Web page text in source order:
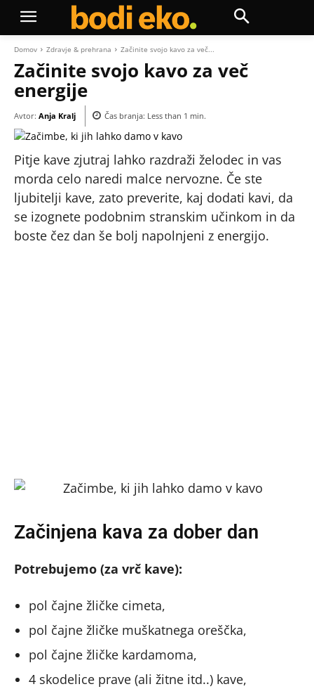
Domov Zdravje & prehrana Začinite svojo kavo za več...
Začinite svojo kavo za več
energije
Avtor: Anja Kralj Čas branja: Less than 1 min.
Pitje kave zjutraj lahko razdraži želodec in vas
morda celo naredi malce nervozne. Če ste
ljubitelji kave, zato preverite, kaj dodati kavi, da
se izognete podobnim stranskim učinkom in da
boste čez dan še bolj napolnjeni z energijo.
Začinjena kava za dober dan
Potrebujemo (za vrč kave):
pol čajne žličke cimeta,
pol čajne žličke muškatnega oreščka,
pol čajne žličke kardamoma,
4 skodelice prave (ali žitne itd..) kave,